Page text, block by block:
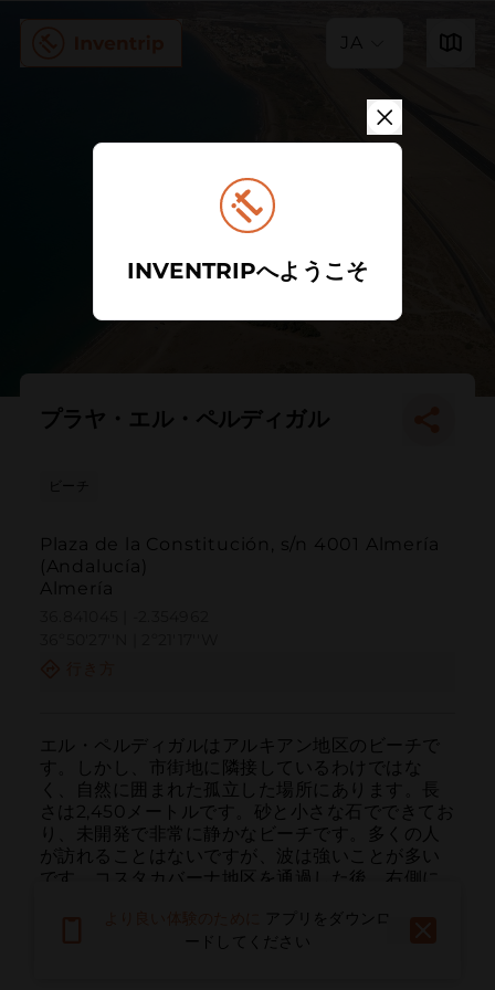
JA
プラヤ・エル・ペルディガル
ビーチ
Plaza de la Constitución, s/n 4001 Almería
(Andalucía)
Almería
エル・ペルディガルはアルキアン地区のビーチで
す。しかし、市街地に隣接しているわけではな
く、自然に囲まれた孤立した場所にあります。長
さは2,450メートルです。砂と小さな石でできてお
り、未開発で非常に静かなビーチです。多くの人
が訪れることはないですが、波は強いことが多い
です。コスタカバーナ地区を通過した後、右側に
に到達します。小さな漁船を見ることが普通で、
その日の新鮮な魚を味わえる有名なレストラン・
アプリをダウンロ
ードしてください
INVENTRIPへようこそ